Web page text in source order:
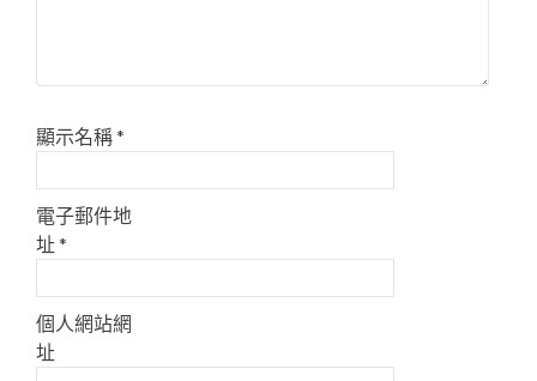
顯示名稱*
電子郵件地
址*
個人網站網
址